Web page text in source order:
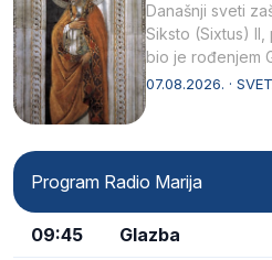
Današnji sveti
Siksto (Sixtus)
bio je rođenjem
afričkim…
07.08.2026. ·
Program Radio Marija
09:45 Glazba